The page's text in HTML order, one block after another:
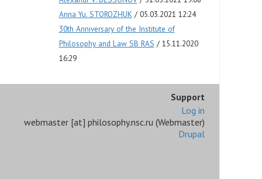
Anna Yu. STOROZHUK
05.03.2021 12:24
30th Anniversary of the Institute of
Philosophy and Law SB RAS
15.11.2020
16:29
Support
Log in
webmaster [at] philosophy.nsc.ru (Webmaster)
Drupal